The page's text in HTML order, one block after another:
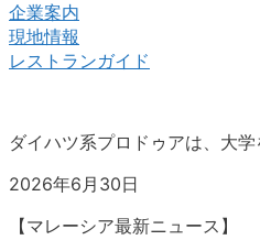
企業案内
現地情報
レストランガイド
ダイハツ系プロドゥアは、大
2026年6月30日
【マレーシア最新ニュース】